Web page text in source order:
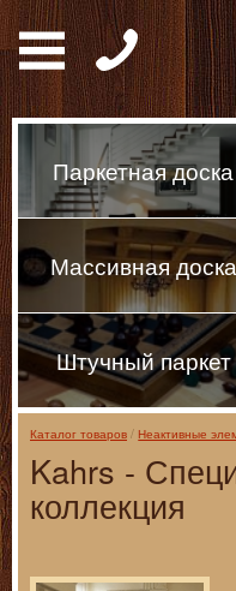
Паркетная доска
Массивная доска
Штучный паркет
Каталог товаров Неактивные
Kahrs -
коллекция